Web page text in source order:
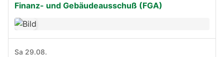
Finanz- und Gebäudeausschuß (FGA)
Sa 29.08.